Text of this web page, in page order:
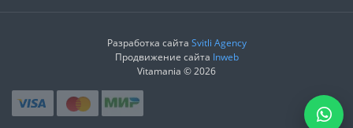
Разработка сайта Svitli Agency
Продвижение сайта Inweb
Vitamania © 2026